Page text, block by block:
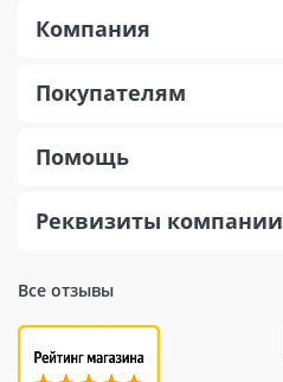
Все отзывы
Компания
Покупателям
Помощь
Реквизиты компании